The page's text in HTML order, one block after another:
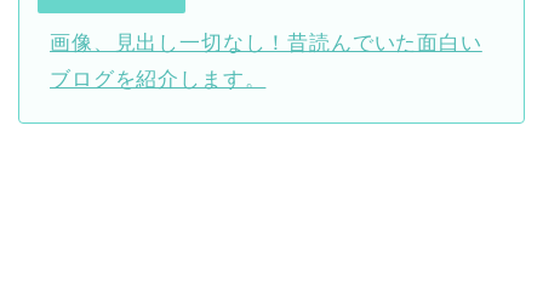
画像、見出し一切なし！昔読んでいた面白い
ブログを紹介します。